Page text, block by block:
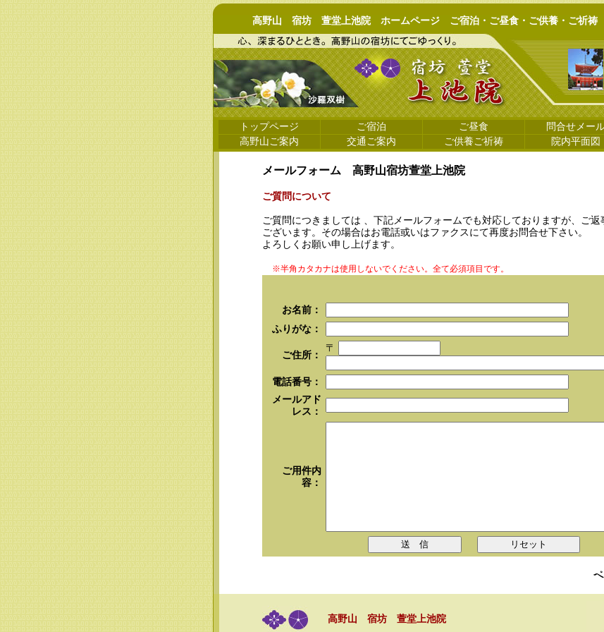
高野山 宿坊 萱堂上池院 ホームページ ご宿泊・ご昼食・ご供養・ご祈祷
トップページ ご宿泊 ご昼食 問合せメー
高野山ご案内
交通ご案内 ご供養ご祈祷 院内平面図
メールフォーム 高野山宿坊萱堂上池院
ご質問について
ご質問につきましては 、下記メールフォームでも対応しておりますが、ご返
ございます。その場合はお電話或いはファクスにて再度お問合せ下さい。
よろしくお願い申し上げます。
※半角カタカナは使用しないでください。全て必須項目です。
お名前：
ふりがな：
ご住所：
〒
電話番号：
メールアド
レス：
ご用件内
容：
高野山 宿坊 萱堂上池院